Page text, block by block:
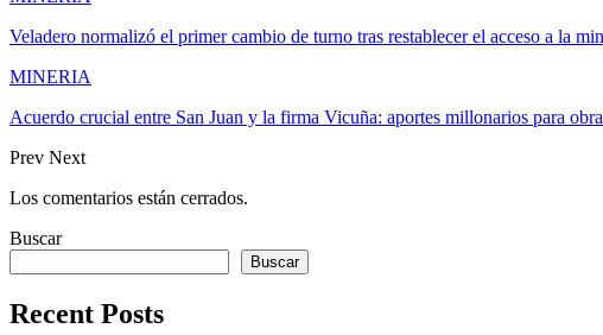
Veladero normalizó el primer cambio de turno tras restablecer el acceso a la
MINERIA
Acuerdo crucial entre San Juan y la firma Vicuña: aportes millonarios para
Prev Next
Los comentarios están cerrados.
Buscar
Buscar
Recent Posts